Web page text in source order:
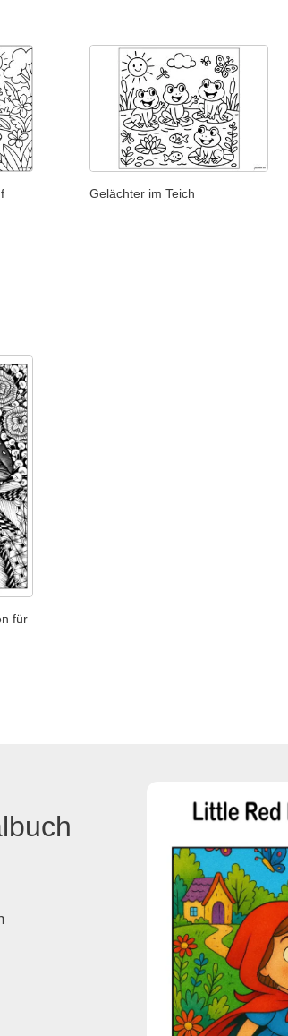
Gelächter im Teich
für